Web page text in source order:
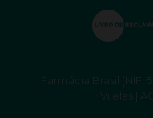
Farmácia Brasil (NIF:
Vilelas |